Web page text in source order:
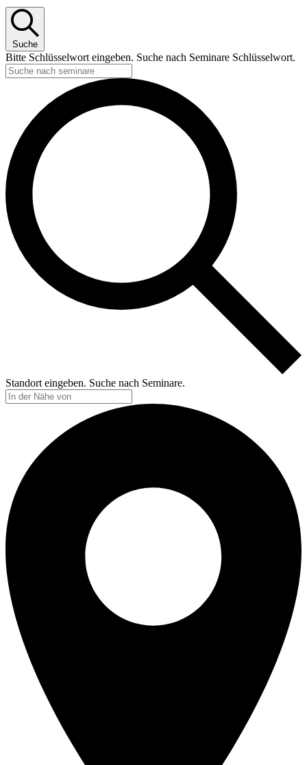
Suche
Bitte Schlüsselwort eingeben. Suche nach Seminare Schlüsselwort.
Standort eingeben. Suche nach Seminare.